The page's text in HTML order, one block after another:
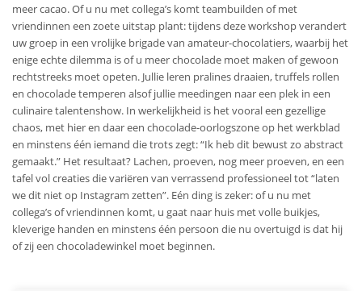
meer cacao. Of u nu met collega’s komt teambuilden of met
vriendinnen een zoete uitstap plant: tijdens deze workshop verandert
uw groep in een vrolijke brigade van amateur-chocolatiers, waarbij het
enige echte dilemma is of u meer chocolade moet maken of gewoon
rechtstreeks moet opeten. Jullie leren pralines draaien, truffels rollen
en chocolade temperen alsof jullie meedingen naar een plek in een
culinaire talentenshow. In werkelijkheid is het vooral een gezellige
chaos, met hier en daar een chocolade-oorlogszone op het werkblad
en minstens één iemand die trots zegt: “Ik heb dit bewust zo abstract
gemaakt.” Het resultaat? Lachen, proeven, nog meer proeven, en een
tafel vol creaties die variëren van verrassend professioneel tot “laten
we dit niet op Instagram zetten”. Eén ding is zeker: of u nu met
collega’s of vriendinnen komt, u gaat naar huis met volle buikjes,
kleverige handen en minstens één persoon die nu overtuigd is dat hij
of zij een chocoladewinkel moet beginnen.